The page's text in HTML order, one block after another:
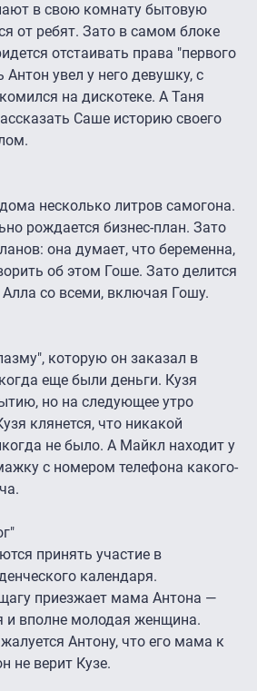
в свою комнату бытовую
от ребят. Зато в самом блоке
отстаивать права "первого
Антон увел у него девушку, с
на дискотеке. А Таня
Саше историю своего
несколько литров самогона.
рождается бизнес-план. Зато
она думает, что беременна,
об этом Гоше. Зато делится
со всеми, включая Гошу.
которую он заказал в
еще были деньги. Кузя
но на следующее утро
клянется, что никакой
не было. А Майкл находит у
с номером телефона какого-
принять участие в
календаря.
приезжает мама Антона —
и вполне молодая женщина.
Антону, что его мама к
не верит Кузе.